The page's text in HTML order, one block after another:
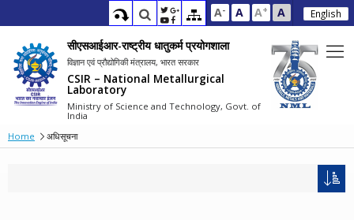
A- A A+ A English
सीएसआईआर-राष्ट्रीय धातुकर्म प्रयोगशाला
विज्ञान एवं प्रौद्योगिकी मंत्रालय, भारत सरकार
CSIR – National Metallurgical
Laboratory
Ministry of Science and Technology, Govt. of
India
Home
अधिसूचना